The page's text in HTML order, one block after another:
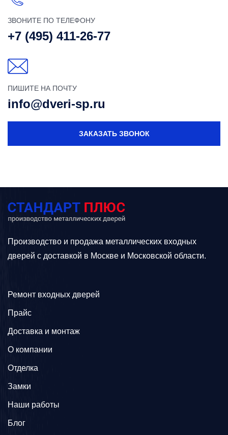
ЗВОНИТЕ ПО ТЕЛЕФОНУ
+7 (495) 411-26-77
ПИШИТЕ НА ПОЧТУ
info@dveri-sp.ru
ЗАКАЗАТЬ ЗВОНОК
Производство и продажа металлических входных
дверей с доставкой в Москве и Московской области.
Ремонт входных дверей
Прайс
Доставка и монтаж
О компании
Отделка
Замки
Наши работы
Блог